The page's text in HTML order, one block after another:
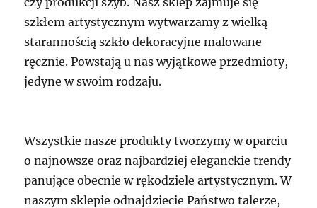
szkłem artystycznym wytwarzamy z wielką
starannością szkło dekoracyjne malowane
ręcznie. Powstają u nas wyjątkowe przedmioty,
jedyne w swoim rodzaju.
Wszystkie nasze produkty tworzymy w oparciu
o najnowsze oraz najbardziej eleganckie trendy
panujące obecnie w rękodziele artystycznym. W
naszym sklepie odnajdziecie Państwo talerze,